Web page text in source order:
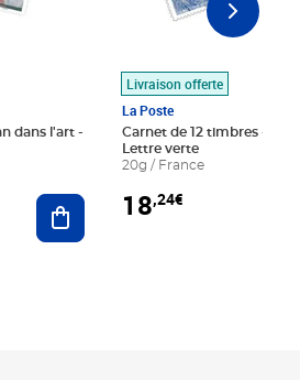
dans l'art -
Ajouter au panier
Livraison offerte
La Poste
Carnet de 12 timbres - Le
Lettre verte
20g / France
18,24€